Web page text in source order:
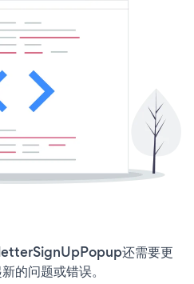
还需要更
的问题或错误。